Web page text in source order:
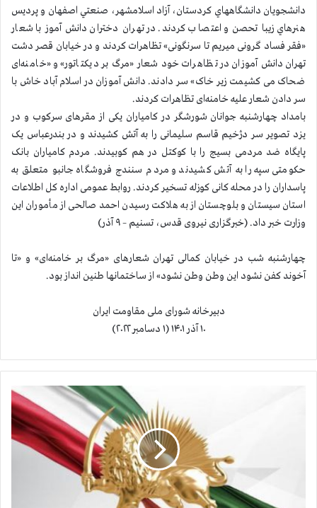
دانشجویان دانشگاههاي کردستان، آزاد اسلامشهر، صنعتي اصفهان و پرديس
هنرهاي زيبا تحصن و اعتصاب کردند. در تهران دختران دانش آموز با شعار
«فقر فساد گرونی میریم تا سرنگونی» تظاهرات کردند و در خیابان قصر دشت
تهران دانش آموزان در تظاهرات خود شعار «مرگ بر دیکتاتور» و «خامنه‌ای
ضحاک می کشیمت زیر خاک» سر دادند. دانش آموزان در اسلام آباد خاش با
سر دادن شعار علیه خامنه‌ای تظاهرات کردند.
بامداد چهارشنبه جوانان شورشگر در کامیاران یکی از مقرهای سرکوب و در
یزد تصویر سر دژخیم قاسم سلیمانی را به آتش کشیدند و در بندرعباس یک
پایگاه ضد مردمی بسیج را با کوکتل در هم کوبیدند. مردم کامیاران بانک
حکومتی سپه را به آتش کشیدند و مردم سنندج فروشگاه جانبو متعلق به
پاسداران را در محله کانی کوزله تسخیر کردند. روابط عمومی اداره کل اطلاعات
استان سیستان و بلوچستان از به هلاکت رسیدن احمد صالحی از مأموران اين
وزارت خبر داد. (خبرگزاری نیروی قدس، تسنیم – ۹ آذر)
چهارشنبه شب در خیابان کمالی تهران شعارهای «مرگ بر خامنه‌ای» و «تا
آخوند کفن نشود این وطن وطن نشود» از ساختمانها طنین انداز بود.
دبیرخانه شورای ملی مقاومت ایران
۱۰ آذر ۱۴۰۱ (۱ دسامبر ۲۰۲۲)